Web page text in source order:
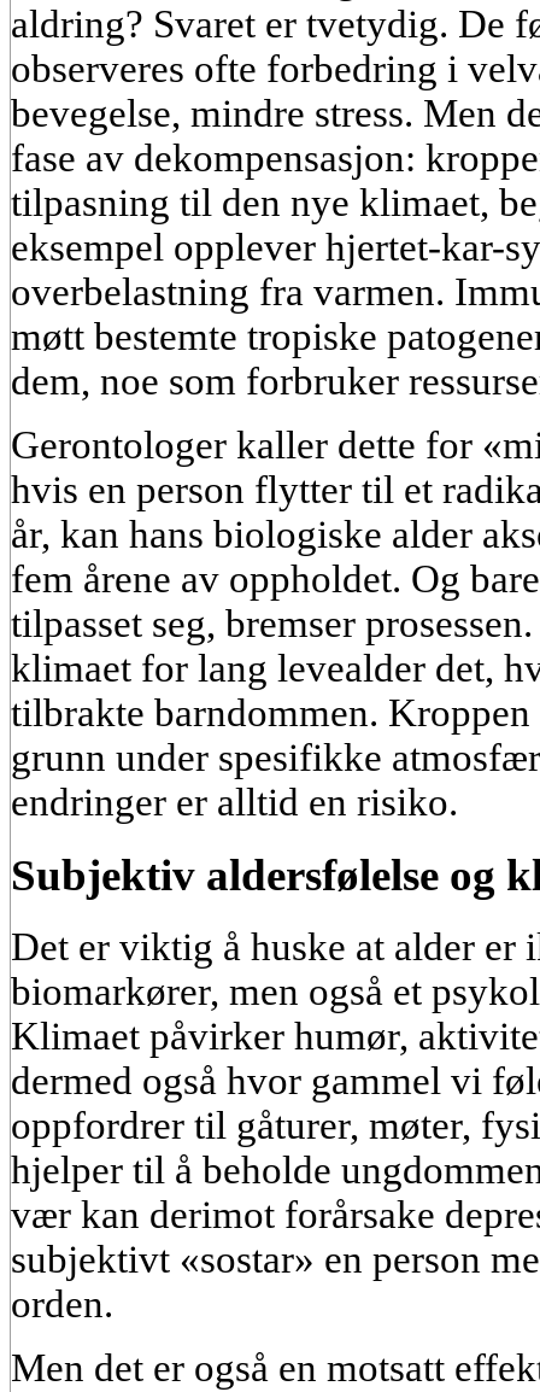
aldring? Svaret er tvetydig. De
observeres ofte forbedring i
bevegelse, mindre stress. Men
fase av dekompensasjon:
tilpasning til den nye klimaet,
eksempel opplever hjertet-kar-
overbelastning fra varmen.
møtt bestemte tropiske
dem, noe som forbruker
Gerontologer kaller dette for
hvis en person flytter til et
år, kan hans biologiske alder
fem årene av oppholdet. Og
tilpasset seg, bremser
klimaet for lang levealder det,
tilbrakte barndommen.
grunn under spesifikke
endringer er alltid en risiko.
Subjektiv aldersfølelse og
Det er viktig å huske at alder er
biomarkører, men også et
Klimaet påvirker humør,
dermed også hvor gammel vi
oppfordrer til gåturer, møter,
hjelper til å beholde
vær kan derimot forårsake
subjektivt «sostar» en person
orden.
Men det er også en motsatt